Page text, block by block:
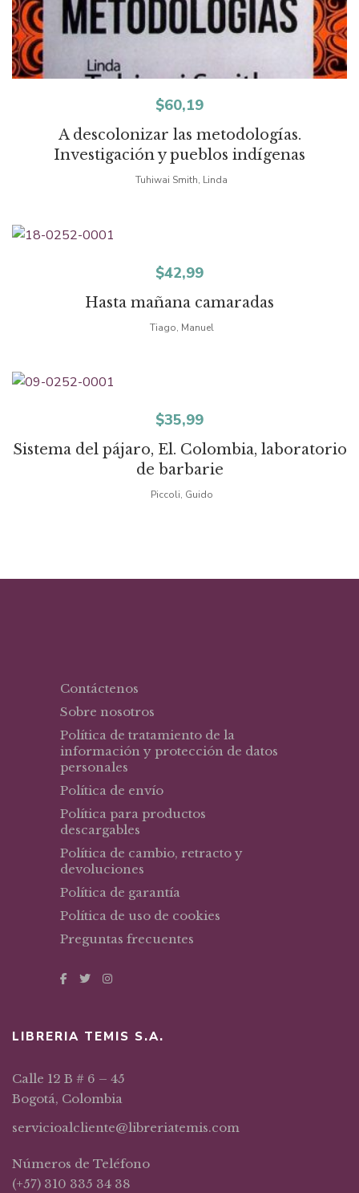
A descolonizar las metodologías.
Investigación y pueblos indígenas
$60,19
Tuhiwai Smith, Linda
Hasta mañana camaradas
$42,99
Tiago, Manuel
Sistema del pájaro, El. Colombia, laboratorio
de barbarie
$35,99
Piccoli, Guido
Contáctenos
Sobre nosotros
Política de tratamiento de la
información y protección de datos
personales
Política de envío
Política para productos
descargables
Política de cambio, retracto y
devoluciones
Política de garantía
Política de uso de cookies
Preguntas frecuentes
LIBRERIA TEMIS S.A.
Calle 12 B # 6 – 45
Bogotá, Colombia
servicioalcliente@libreriatemis.com
Números de Teléfono
(+57) 310 335 34 38